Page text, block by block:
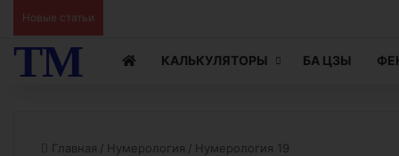
Новые статьи
ТМ КАЛЬКУЛЯТОРЫ БА ЦЗЫ
Главная / Нумерология / Нумерология 19